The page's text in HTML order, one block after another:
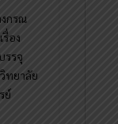
กรณ
อง
รรจุ
ทยาลัย
ย์